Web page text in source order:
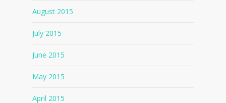
August 2015
July 2015
June 2015
May 2015
April 2015